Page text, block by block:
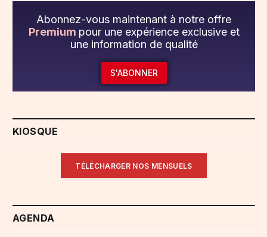
Abonnez-vous maintenant à notre offre
Premium pour une expérience exclusive et
une information de qualité
S'ABONNER
KIOSQUE
TÉLÉCHARGER NOS MENSUELS
AGENDA